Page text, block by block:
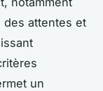
des attentes et
un